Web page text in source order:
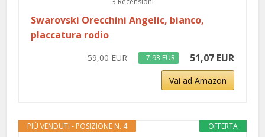
Swarovski Orecchini Angelic, bianco,
placcatura rodio
59,00 EUR - 7,93 EUR 51,07 EUR
Vai ad Amazon
OFFERTA
PIÙ VENDUTI - POSIZIONE N. 4